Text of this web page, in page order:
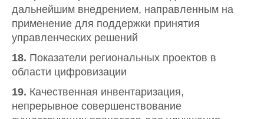
дальнейшим внедрением, направленным на
применение для поддержки принятия
управленческих решений
18. Показатели региональных проектов в
области цифровизации
19. Качественная инвентаризация,
непрерывное совершенствование